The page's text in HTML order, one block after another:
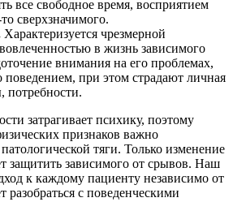
все свободное время, восприятием
сверхзначимого.
Характеризуется чрезмерной
в жизнь зависимого
внимания на его проблемах,
поведением, при этом страдают личная
потребности.
затрагивает психику, поэтому
признаков важно
тяги. Только изменение
защитить зависимого от срывов. Наш
к каждому пациенту независимо от
разобраться с поведенческими